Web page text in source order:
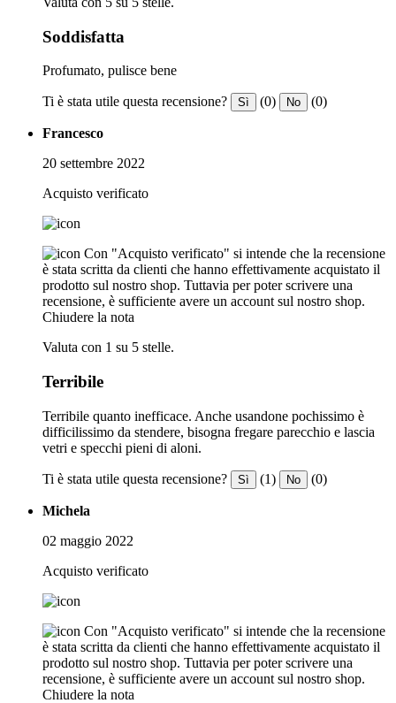
Soddisfatta
Profumato, pulisce bene
Ti è stata utile questa recensione? Sì (0) No (0)
Francesco
20 settembre 2022
Acquisto verificato
Con "Acquisto verificato" si intende che la recensione
è stata scritta da clienti che hanno effettivamente acquistato il
prodotto sul nostro shop. Tuttavia per poter scrivere una
recensione, è sufficiente avere un account sul nostro shop.
Chiudere la nota
Valuta con 1 su 5 stelle.
Terribile
Terribile quanto inefficace. Anche usandone pochissimo è
difficilissimo da stendere, bisogna fregare parecchio e lascia
vetri e specchi pieni di aloni.
Ti è stata utile questa recensione? Sì (1) No (0)
Michela
02 maggio 2022
Acquisto verificato
Con "Acquisto verificato" si intende che la recensione
è stata scritta da clienti che hanno effettivamente acquistato il
prodotto sul nostro shop. Tuttavia per poter scrivere una
recensione, è sufficiente avere un account sul nostro shop.
Chiudere la nota